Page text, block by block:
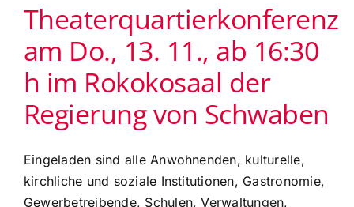
der
Probenbesuch
zur
Oper
„Die
lustigen
Windsor“
Theaterquartierkonferenz
am Do., 13. 11., ab 16:30
h im Rokokosaal der
Regierung von Schwaben
Eingeladen sind alle Anwohnenden, kulturelle,
kirchliche und soziale Institutionen, Gastronomie,
Gewerbetreibende, Schulen, Verwaltungen,